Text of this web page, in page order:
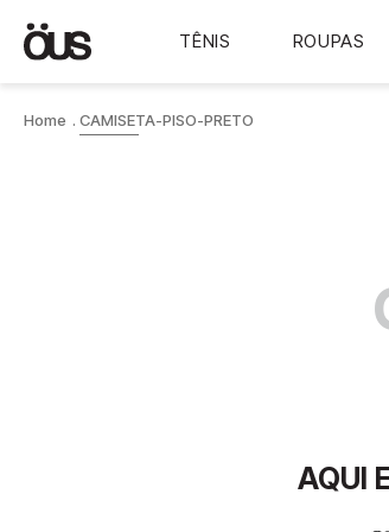
TÊNIS ROUPAS
CAMISETA-PISO-PRETO
AQUI